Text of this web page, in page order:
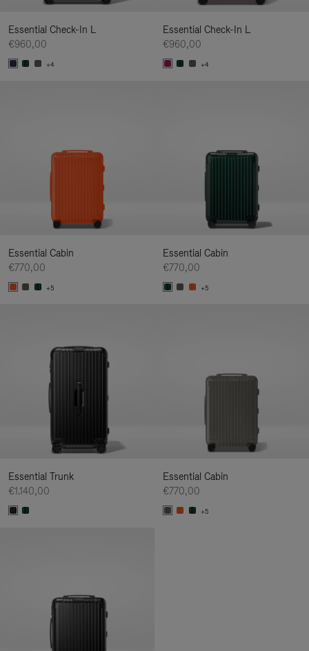
Essential Check-In L
€960,00
+4
Essential Check-In L
€960,00
+4
Essential Cabin
€770,00
+5
Essential Cabin
€770,00
+5
Essential Trunk
€1.140,00
Essential Cabin
€770,00
+5